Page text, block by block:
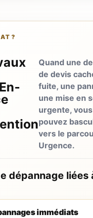
?
Quand une
de devis
fuite, une
une mise en
urgente, vous
pouvez
vers le
Urgence.
dépannage liées
immédiats